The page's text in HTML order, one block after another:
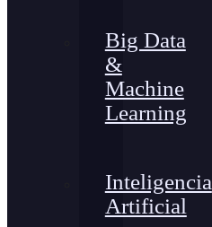
Big Data
&
Machine
Learning
Inteligencia
Artificial